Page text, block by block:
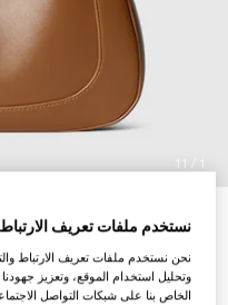
/
11
حقيبة Gucci Jackie 1961 متوسطة الحجم
تنويعاتجلد باللون البني
نستخدم ملفات تعريف الارتباط
نحن نستخدم ملفات تعريف الارتباط
وتحليل استخدام الموقع، وتعزيز
الخاص بنا على شبكات التواصل